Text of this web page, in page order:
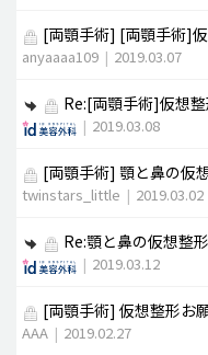
[両顎手術] [両顎手術]
anyaaaa109 | 2019.03.07
Re:[両顎手術]仮想
| 2019.03.08
[両顎手術] 顎と鼻の仮
twinstars_little | 2019.03.02
Re:顎と鼻の仮想整
| 2019.03.12
[両顎手術] 仮想整形お
AAA | 2019.02.27